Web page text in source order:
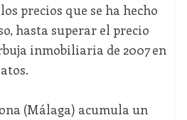
precios que se ha hecho
hasta superar el precio
inmobiliaria de 2007 en
(Málaga) acumula un